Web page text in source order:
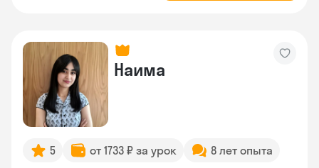
Наима
5 от 1733 ₽ за урок 8 лет опыта